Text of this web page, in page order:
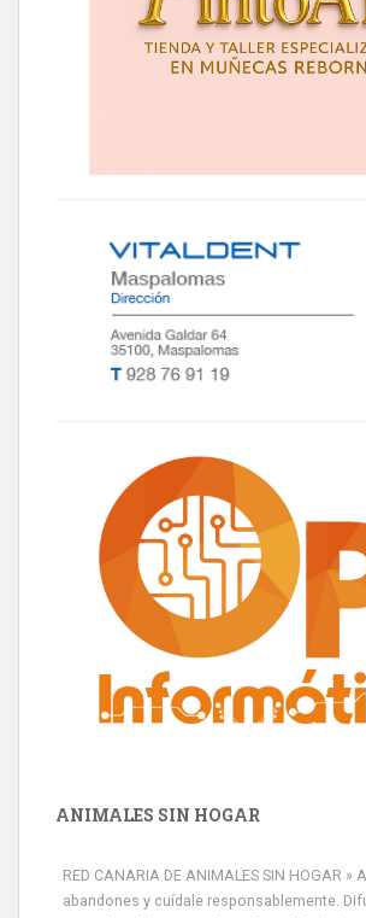
ANIMALES SIN HOGAR
RED CANARIA DE ANIMALES SIN HOGAR »
abandones y cuídale responsablemente.